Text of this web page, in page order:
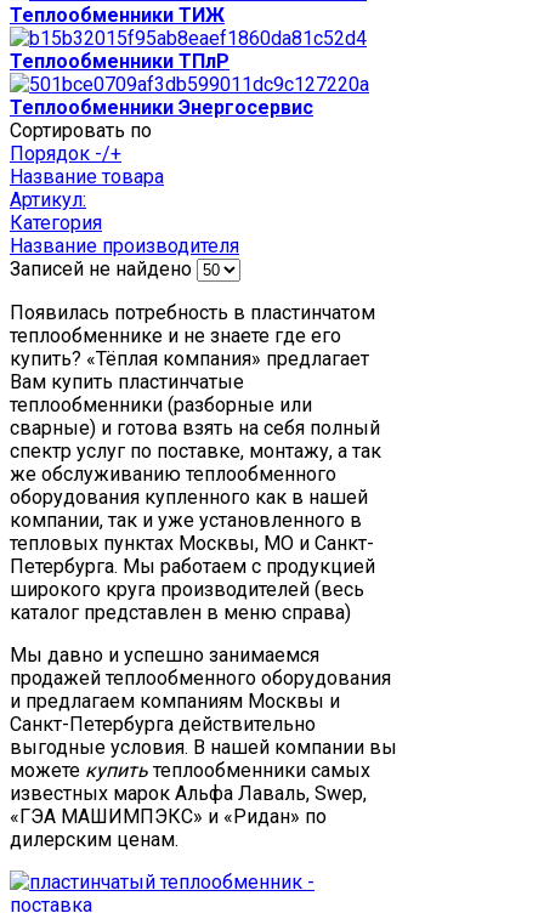
Теплообменники ТИЖ
Теплообменники ТПлР
Теплообменники Энергосервис
Сортировать по
Порядок -/+
Название товара
Артикул:
Категория
Название производителя
Записей не найдено
Появилась потребность в пластинчатом
теплообменнике и не знаете где его
купить? «Тёплая компания» предлагает
Вам купить пластинчатые
теплообменники (разборные или
сварные) и готова взять на себя полный
спектр услуг по поставке, монтажу, а так
же обслуживанию теплообменного
оборудования купленного как в нашей
компании, так и уже установленного в
тепловых пунктах Москвы, МО и Санкт-
Петербурга. Мы работаем с продукцией
широкого круга производителей (весь
каталог представлен в меню справа)
Мы давно и успешно занимаемся
продажей теплообменного оборудования
и предлагаем компаниям Москвы и
Санкт-Петербурга действительно
выгодные условия. В нашей компании вы
можете купитьтеплообменники самых
известных марок Альфа Лаваль, Swep,
«ГЭА МАШИМПЭКС» и «Ридан» по
дилерским ценам.